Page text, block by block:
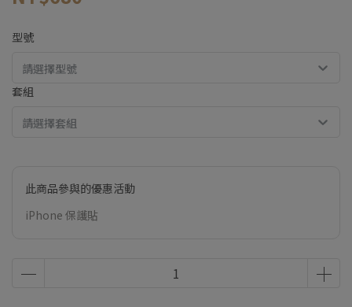
型號
請選擇型號
套組
請選擇套組
此商品參與的優惠活動
iPhone 保護貼